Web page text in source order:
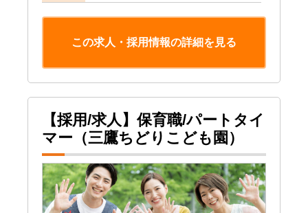
この求人・採用情報の詳細を見る
【採用/求人】保育職/パートタイ
マー（三鷹ちどりこども園）